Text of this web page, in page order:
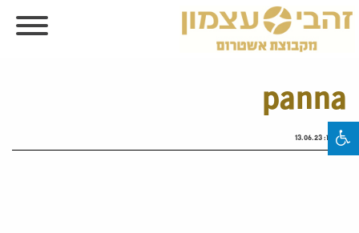
panna
פורסם:13.06.23